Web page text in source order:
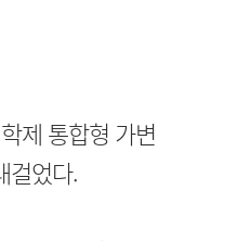
제 통합형 가변
걸었다.